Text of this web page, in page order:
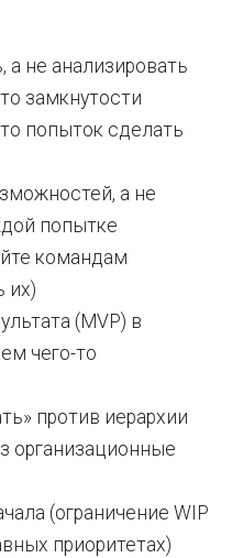
а не анализировать
замкнутости
попыток сделать
а не
попытке
командам
их)
(MVP) в
чего-то
против иерархии
организационные
(ограничение WIP
приоритетах)